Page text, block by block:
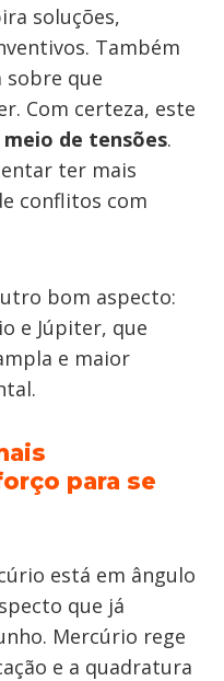
soluções,
Também
sobre que
Com certeza, este
de tensões.
ter mais
conflitos com
bom aspecto:
e Júpiter, que
e maior
para se
está em ângulo
que já
Mercúrio rege
e a quadratura